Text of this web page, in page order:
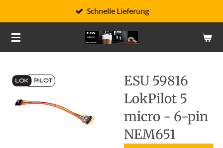
Hauptinhalt
springen
Schnelle Lieferung
ESU 59816
LokPilot 5
micro - 6-pin
NEM651